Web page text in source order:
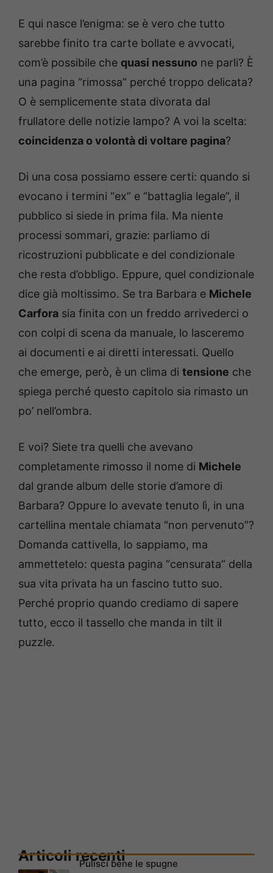
E qui nasce l’enigma: se è vero che tutto
sarebbe finito tra carte bollate e avvocati,
com’è possibile che quasi nessuno ne parli? È
una pagina “rimossa” perché troppo delicata?
O è semplicemente stata divorata dal
frullatore delle notizie lampo? A voi la scelta:
coincidenza o volontà di voltare pagina?
Di una cosa possiamo essere certi: quando si
evocano i termini “ex” e “battaglia legale”, il
pubblico si siede in prima fila. Ma niente
processi sommari, grazie: parliamo di
ricostruzioni pubblicate e del condizionale
che resta d’obbligo. Eppure, quel condizionale
dice già moltissimo. Se tra Barbara e Michele
Carfora sia finita con un freddo arrivederci o
con colpi di scena da manuale, lo lasceremo
ai documenti e ai diretti interessati. Quello
che emerge, però, è un clima di tensione che
spiega perché questo capitolo sia rimasto un
po’ nell’ombra.
E voi? Siete tra quelli che avevano
completamente rimosso il nome di Michele
dal grande album delle storie d’amore di
Barbara? Oppure lo avevate tenuto lì, in una
cartellina mentale chiamata “non pervenuto”?
Domanda cattivella, lo sappiamo, ma
ammettetelo: questa pagina “censurata” della
sua vita privata ha un fascino tutto suo.
Perché proprio quando crediamo di sapere
tutto, ecco il tassello che manda in tilt il
puzzle.
Articoli recentiPulisci bene le spugne